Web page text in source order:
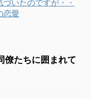
いたのですが・・
恋愛
僚たちに囲まれて